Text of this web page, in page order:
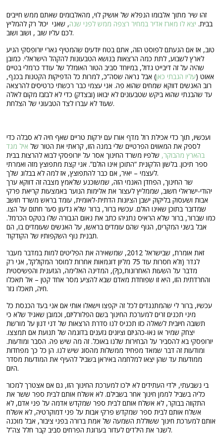
זהו שיר מתוך אלבומו הנפלא של אושיק לוי, מהאלבומים שאתם ממש חייבים
בבית. יצא לו מארז אדיר במחיר רצפה ממש לפני שנה, שאני יכול רק להמליץ
לכם עליו שוב , ושוב ושוב.
טוב, אז אם הגעתם לפוסט הזה, אתם בטח יודעים שהמטיף גארי יורופסקי הגיע
לארץ לשבוע, לתת כמה הרצאות בנושא הטבעונות להקהל הישראלי. כמובן
שהיה על זה דיבייט גדול, במיוחד סביב הטור האומלל של עודד כרמלי בטיים
אאוט (עליו הגבתי כאן) אבל נראה שסה”כ, למרות כל הדפיקות הקטנות בכנף,
רוב האנשים דווקא שמחים שהוא פה. אני עצמי כבר רכשתי כרטיסים להרצאה
עד שהבנתי שהוא ביקש שטבעונים לא יבואו (ובצדק) כדי לא לבזבז מקום לאלה
שעוד לא עברו לצד הטבעוני של הצלחת.
ועכשיו, תוך כדי אכילת רול מדף אורז עם ירקות טריים שאף חיה לא סבלה כדי
לספק את המאווים הפרטיים שלי במנה הזו, קראתי את הטור של איל מגד
בהארץ מהבוקר, שלפיו משרד החינוך אסר על יורופסקי לבוא להרצות בבית
ספר תיכון. בלשון הלקונית “התוכן אינו הולם”. אני קצת מתפוצץ מזה ואמרתי
לעצמי – יאיר, אם כבר להתפוצץ, אז למה לא בבלוג שלך.
שר החינוך, הפחדן האנמי הזה, שמשוכנע שלאמץ מצבה זה דווקא ערך
יהודי-ישראלי חשוב, שממליץ לעצור את אלימות הנוער באמצעות קריאת פרקי
אבות ושעסוק בליקוק ישבן הציונות הדתית-לאומית, עומד בראש משרד חושב
שמדובר בתוכן שאינו הולם. עכשיו ברור, ברור שלא גדעון סער חתום על הצו.
כמו שברור, ברור שלא הראיס נתניהו כתב את נאום הגבורה שלו בטקס הכרמל.
אבל בשני המקרים, הגוף שהם עומדים בראשו, על האנשים שעומדים בו, הם
תבנית נוף השקפותיו של הקודקוד.
זאת אומרת, שבישראל 2012, שמשאירה את הפליטים למות במדבר מעבר
לגדר (ולא חסרות עוד 75 מליון דוגמאות אחרות למוסר המקולקל, אני רק
מדבר על השעות האחרונות,כן?), המדינה האלימה, הגזענית והפשיסטית
והחרדתית הזו, היא זו שפוחדת מאדם שבא להציע מסר אחד קטן – אל תאכלו
חיה, תאכלו גזר.
עכשיו, ברור לי שהמתנגדים לכל זה יקפצו וישאלו אותי אם אני בעד הכנסת כל
מיני תכנים זרים למערכת החינוך בשם הפלורליזם, וכמובן שאגיד שלא כי
תשובה חיובית לשאלה כזו תכניס לנו סדרת הרצאות של דני דנון על מורשת
יצחק שמיר או נאו-כהניזם וציונים גזענים בדוגמה של תנועת אם תמצצו.
יורופסקי בא להסביר על הבחירות שלנו באוכל. זה מה שיש פה. הסבר ומודעות.
ומודעות זה דבר שמאד מפחיד ממשלות מהסוג שיש לנו. הן כל כך מפחדות
ממודעות עד שהן יצאו למלחמה באיראן בשביל להעיף את המודעות מסדר
היום.
בי נשבעתי, ילדי העתידים לא ילכו למערכת החינוך הזו, גם אם אצטרך למכור
כליה בשביל לממן חינוך אחר בשבילם. לא אשלח אותם לבית ספר ששר את
התקווה בבוקר, לא אשלח אותם לבית ספר שמקדש אדמה על פני אדם, לא
אשלח אותם לבית ספר שמקדש פרקי אבות על פני דמוקרטיה, לא אשלח
אותם למערכת חינוך ששוללת השמעה של אמת ברורה בפני ציבור, אבל מוכנה
לשגר את הילדים לעדור בערוגת הפרחים סביב קבר חלל צה”ל.